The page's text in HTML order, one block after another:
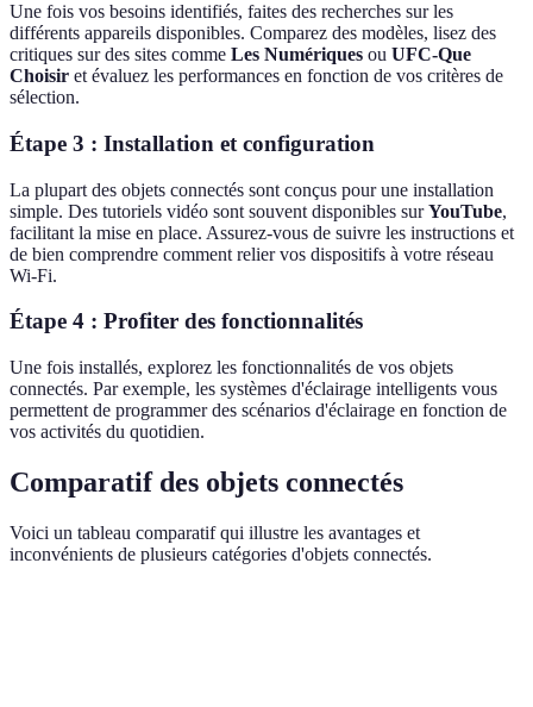
Une fois vos besoins identifiés, faites des recherches sur les
différents appareils disponibles. Comparez des modèles, lisez des
critiques sur des sites comme Les Numériques ou UFC-Que
Choisir et évaluez les performances en fonction de vos critères de
sélection.
Étape 3 : Installation et configuration
La plupart des objets connectés sont conçus pour une installation
simple. Des tutoriels vidéo sont souvent disponibles surYouTube,
facilitant la mise en place. Assurez-vous de suivre les instructions et
de bien comprendre comment relier vos dispositifs à votre réseau
Wi-Fi.
Étape 4 : Profiter des fonctionnalités
Une fois installés, explorez les fonctionnalités de vos objets
connectés. Par exemple, les systèmes d'éclairage intelligents vous
permettent de programmer des scénarios d'éclairage en fonction de
vos activités du quotidien.
Comparatif des objets connectés
Voici un tableau comparatif qui illustre les avantages et
inconvénients de plusieurs catégories d'objets connectés.